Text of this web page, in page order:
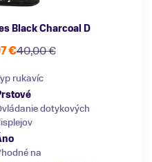
Black Charcoal D
40,00 €
€
rukavíc
dotykových
na